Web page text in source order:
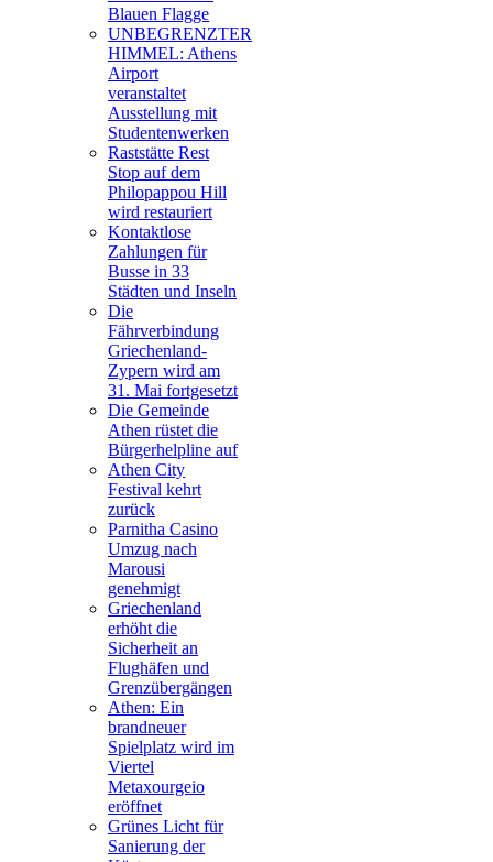
Blauen Flagge
UNBEGRENZTER
HIMMEL: Athens
Airport
veranstaltet
Ausstellung mit
Studentenwerken
Raststätte Rest
Stop auf dem
Philopappou Hill
wird restauriert
Kontaktlose
Zahlungen für
Busse in 33
Städten und Inseln
Die
Fährverbindung
Griechenland-
Zypern wird am
31. Mai fortgesetzt
Die Gemeinde
Athen rüstet die
Bürgerhelpline auf
Athen City
Festival kehrt
zurück
Parnitha Casino
Umzug nach
Marousi
genehmigt
Griechenland
erhöht die
Sicherheit an
Flughäfen und
Grenzübergängen
Athen: Ein
brandneuer
Spielplatz wird im
Viertel
Metaxourgeio
eröffnet
Grünes Licht für
Sanierung der